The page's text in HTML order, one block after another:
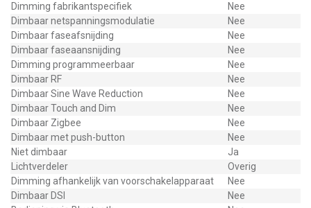
Dimming fabrikantspecifiek
Nee
Dimbaar netspanningsmodulatie
Nee
Dimbaar faseafsnijding
Nee
Dimbaar faseaansnijding
Nee
Dimming programmeerbaar
Nee
Dimbaar RF
Nee
Dimbaar Sine Wave Reduction
Nee
Dimbaar Touch and Dim
Nee
Dimbaar Zigbee
Nee
Dimbaar met push-button
Nee
Niet dimbaar
Ja
Lichtverdeler
Overig
Dimming afhankelijk van voorschakelapparaat
Nee
Dimbaar DSI
Nee